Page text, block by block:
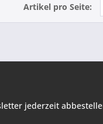
Artikel pro Seite:
jederzeit